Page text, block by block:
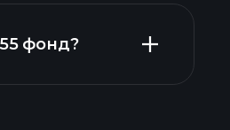
фонд?